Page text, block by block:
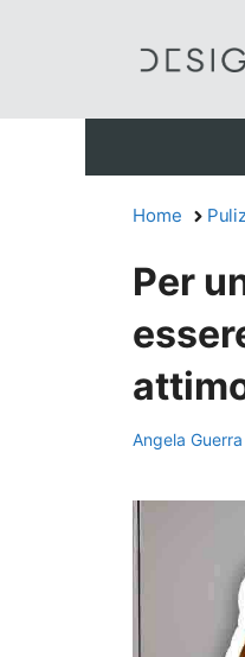
Home
Per
Angela Guerra